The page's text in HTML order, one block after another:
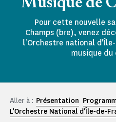
Musique de
Pour cette nouvelle
Champs (bre), venez
l'Orchestre national
musique du
Aller à : Présentation
L'Orchestre National d'Île-de-